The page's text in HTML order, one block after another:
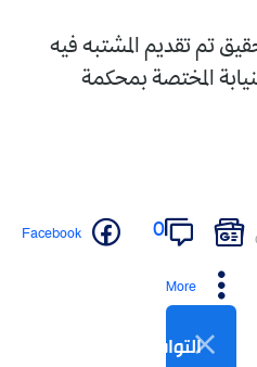
تم تقديم المشتبه فيه
المختصة بمحكمة
0
Facebook
More
التواصل الاجتماعي